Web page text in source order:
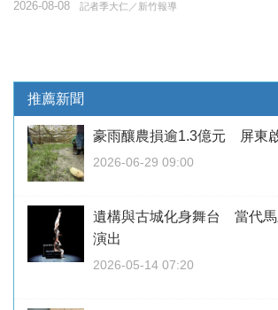
記者季大仁／新竹報導
2026-08-08
推薦新聞
豪雨釀農損逾1.3億元 屏東
2026-06-29 09:00
遺構與古城化身舞台 當代馬
演出
2026-05-14 07:20